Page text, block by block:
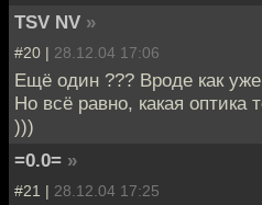
TSV NV »
#20 | 28.12.04 17:06
Ещё один ??? Вроде как
Но всё равно, какая
)))
=0.0= »
#21 | 28.12.04 17:25